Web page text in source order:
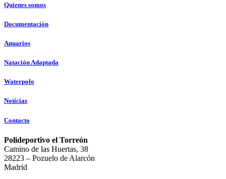
Quienes somos
Documentación
Anuarios
Natación Adaptada
Waterpolo
Noticias
Contacto
Polideportivo el Torreón
Camino de las Huertas, 38
28223 – Pozuelo de Alarcón
Madrid